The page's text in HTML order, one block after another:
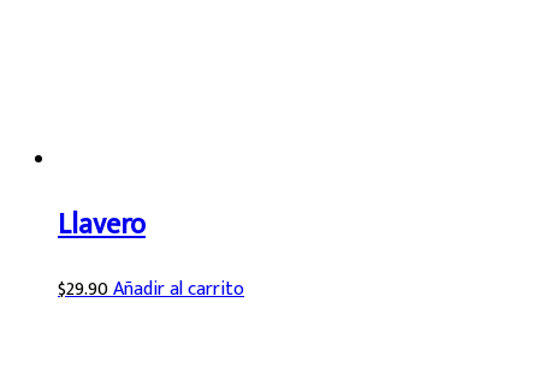
Llavero
$29.90Añadir al carrito